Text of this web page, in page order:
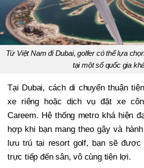
Từ Việt Nam đi Dubai, golfer có thể lựa
tại một số quốc gia
Tại Dubai, cách di chuyển thuận
xe riêng hoặc dịch vụ đặt xe
Careem. Hệ thống metro khá hiện
hợp khi bạn mang theo gậy và
lưu trú tại resort golf, bạn sẽ
trực tiếp đến sân, vô cùng tiện lợi.